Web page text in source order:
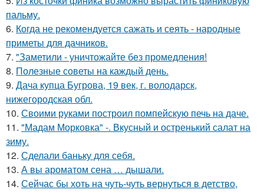
пальму.
6. Когда не рекомендуется сажать и сеять - народные
приметы для дачников.
7. "Заметили - уничтожайте без промедления!
8. Полезные советы на каждый день.
9. Дача купца Бугрова, 19 век, г. володарск,
нижегородская обл.
10. Своими руками построил помпейскую печь на даче.
11. "Мадам Морковка" -. Вкусный и остренький салат на
зиму.
12. Сделали баньку для себя.
13. А вы ароматом сена … дышали.
14. Сейчас бы хоть на чуть-чуть вернуться в детство,